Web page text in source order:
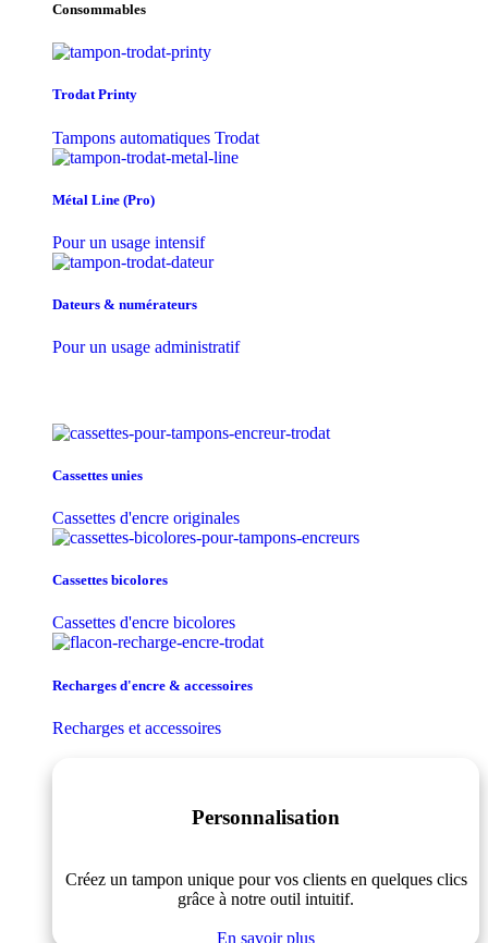
Consommables
Trodat Printy
Tampons automatiques Trodat
Métal Line (Pro)
Pour un usage intensif
Dateurs & numérateurs
Pour un usage administratif
Cassettes unies
Cassettes d'encre originales
Cassettes bicolores
Cassettes d'encre bicolores
Recharges d'encre & accessoires
Recharges et accessoires
Personnalisation
Créez un tampon unique pour vos clients en quelques clics
grâce à notre outil intuitif.
En savoir plus